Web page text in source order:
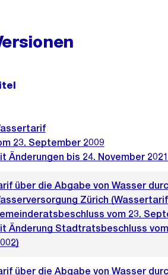
23. September 2009
Änderungen bis 24. November 2021
über die Abgabe von Wasser
Zürich
vom 23.
Änderung Stadtratsbeschluss
über die Abgabe von Wasser